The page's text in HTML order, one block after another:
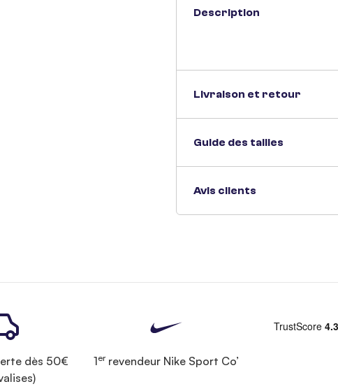
Description
Livraison et retour
Guide des tailles
Avis clients
dès 50€
1errevendeur Nike Sport Co’